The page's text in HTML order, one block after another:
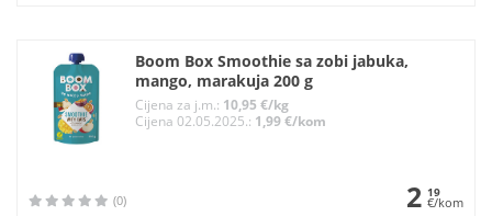
Boom Box Smoothie sa zobi jabuka,
mango, marakuja 200 g
Cijena za j.m.: 10,95 €/kg
Cijena 02.05.2025.: 1,99 €/kom
(0) 2 19
€/kom